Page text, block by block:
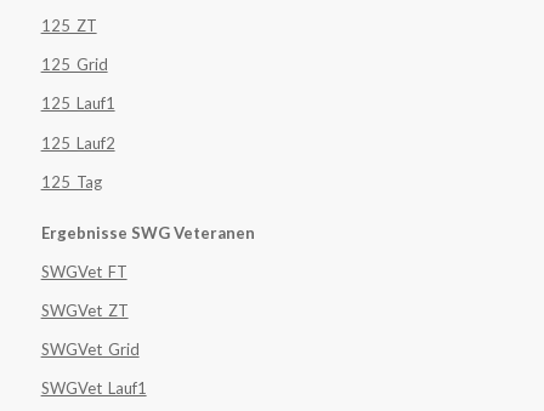
125_ZT
125_Grid
125_Lauf1
125_Lauf2
125_Tag
Ergebnisse SWG Veteranen
SWGVet_FT
SWGVet_ZT
SWGVet_Grid
SWGVet_Lauf1